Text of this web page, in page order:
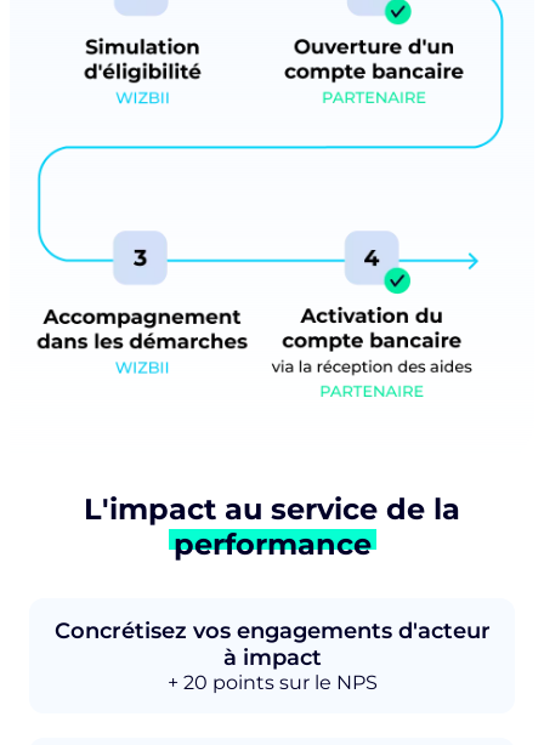
L'impact au service de la
performance
Concrétisez vos engagements d'acteur
à impact
+ 20 points sur le NPS